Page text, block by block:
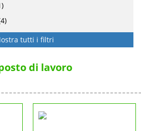
tutti i filtri
di lavoro